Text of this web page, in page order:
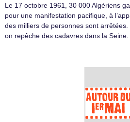
Le 17 octobre 1961, 30 000 Algériens
pour une manifestation pacifique, à
des milliers de personnes sont arrêtées.
on repêche des cadavres dans la Seine.